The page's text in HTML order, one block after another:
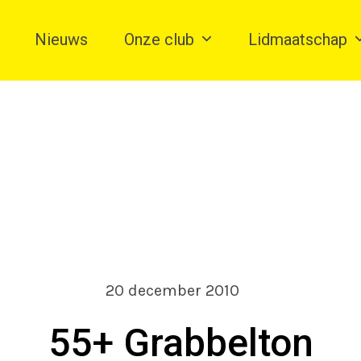
Nieuws Onze club Lidmaatschap
20 december 2010
55+ Grabbelton